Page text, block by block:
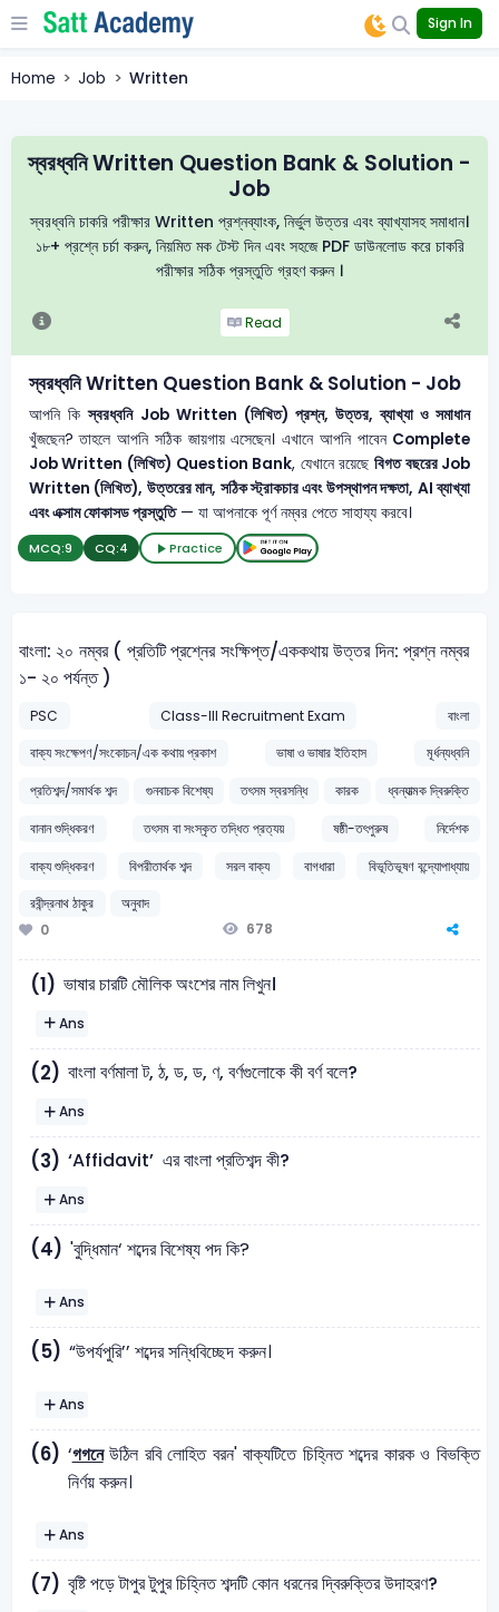
Sign In
Home Job Written
স্বরধ্বনি Written Question Bank & Solution -
Job
স্বরধ্বনি চাকরি পরীক্ষার Written প্রশ্নব্যাংক, নির্ভুল উত্তর এবং ব্যাখ্যাসহ সমাধান।
১৮+ প্রশ্নে চর্চা করুন, নিয়মিত মক টেস্ট দিন এবং সহজে PDF ডাউনলোড করে চাকরি
পরীক্ষার সঠিক প্রস্তুতি গ্রহণ করুন ।
Read
স্বরধ্বনি Written Question Bank & Solution - Job
আপনি কিস্বরধ্বনি Job Written (লিখিত) প্রশ্ন, উত্তর, ব্যাখ্যা ও সমাধান
খুঁজছেন? তাহলে আপনি সঠিক জায়গায় এসেছেন। এখানে আপনি পাবেন Complete
Job Written (লিখিত) Question Bank, যেখানে রয়েছেবিগত বছরের Job
Written (লিখিত), উত্তরের মান, সঠিক স্ট্রাকচার এবং উপস্থাপন দক্ষতা, AI ব্যাখ্যা
এবং এক্সাম ফোকাসড প্রস্তুতি— যা আপনাকে পূর্ণ নম্বর পেতে সাহায্য করবে।
MCQ:9 CQ:4 Practice
বাংলা: ২০ নম্বর ( প্রতিটি প্রশ্নের সংক্ষিপ্ত/এককথায় উত্তর দিন: প্রশ্ন নম্বর
১- ২০ পর্যন্ত )
PSC Class-III Recruitment Exam
বাংলা
বাক্য সংক্ষেপণ/সংকোচন/এক কথায় প্রকাশ
ভাষা ও ভাষার ইতিহাস
মূর্ধন্যধ্বনি
প্রতিশব্দ/সমার্থক শব্দ
গুনবাচক বিশেষ্য তৎসম স্বরসন্ধি কারক
ধ্বন্যাত্মক দ্বিরুক্তি
বানান শুদ্ধিকরণ
তৎসম বা সংস্কৃত তদ্ধিত প্রত্যয় ষষ্ঠী-তৎপুরুষ
নির্দেশক
বাক্য শুদ্ধিকরণ
বিপরীতার্থক শব্দ সরল বাক্য বাগধারা
বিভূতিভূষণ বন্দ্যোপাধ্যায়
রবীন্দ্রনাথ ঠাকুর
অনুবাদ
0
678
(1) ভাষার চারটি মৌলিক অংশের নাম লিখুন।
Ans
(2) বাংলা বর্ণমালা ট, ঠ, ড, ড, ণ, বর্ণগুলোকে কী বর্ণ বলে?
Ans
(3) ‘Affidavit’ এর বাংলা প্রতিশব্দ কী?
Ans
(4) 'বুদ্ধিমান‘ শব্দের বিশেষ্য পদ কি?
Ans
(5) “উপর্যপুরি’’ শব্দের সন্ধিবিচ্ছেদ করুন।
Ans
(6) ‘গগনেউঠিল রবি লােহিত বরন' বাক্যটিতে চিহ্নিত শব্দের কারক ও বিভক্তি
নির্ণয় করুন।
Ans
(7) বৃষ্টি পড়ে টাপুর টুপুর চিহ্নিত শব্দটি কোন ধরনের দ্বিরুক্তির উদাহরণ?